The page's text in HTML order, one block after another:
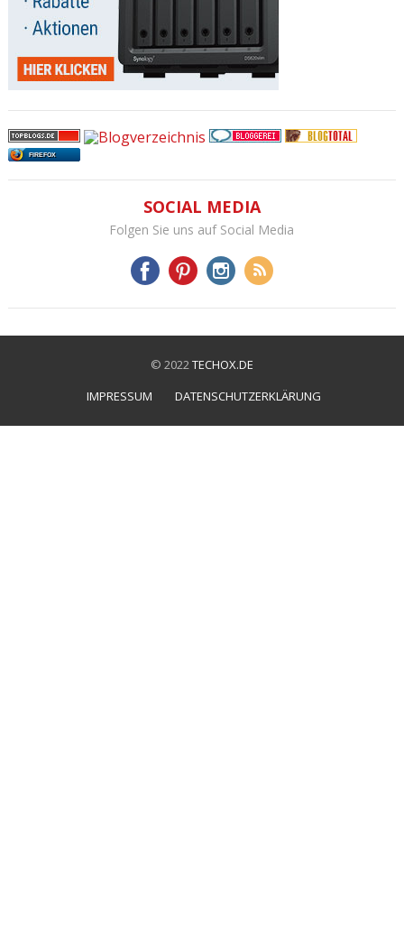
FIREFOX
SOCIAL MEDIA
Folgen Sie uns auf Social Media
© 2022TECHOX.DE
IMPRESSUM
DATENSCHUTZERKLÄRUNG